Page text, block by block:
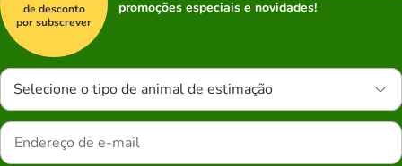
de desconto
por subscrever
promoções especiais e novidades!
Selecione o tipo de animal de estimação